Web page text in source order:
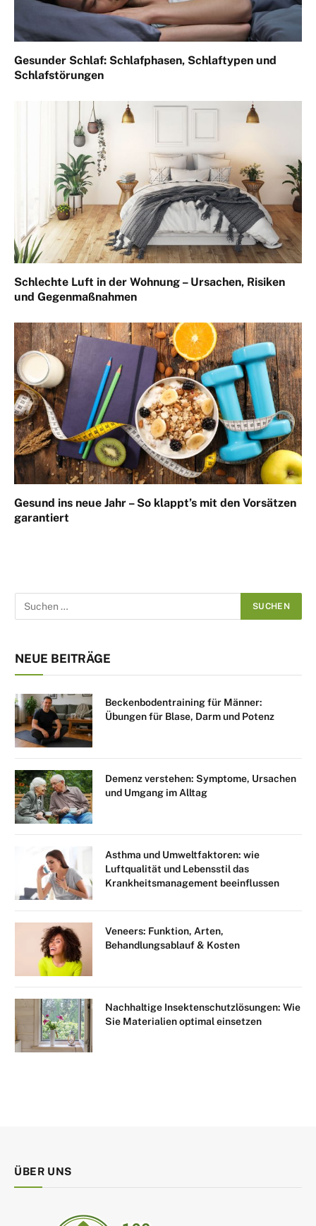
Gesunder Schlaf: Schlafphasen, Schlaftypen und
Schlafstörungen
Schlechte Luft in der Wohnung – Ursachen, Risiken
und Gegenmaßnahmen
Gesund ins neue Jahr – So klappt’s mit den Vorsätzen
garantiert
NEUE BEITRÄGE
Beckenbodentraining für Männer:
Übungen für Blase, Darm und Potenz
Demenz verstehen: Symptome, Ursachen
und Umgang im Alltag
Asthma und Umweltfaktoren: wie
Luftqualität und Lebensstil das
Krankheitsmanagement beeinflussen
Veneers: Funktion, Arten,
Behandlungsablauf & Kosten
Nachhaltige Insektenschutzlösungen: Wie
Sie Materialien optimal einsetzen
ÜBER UNS